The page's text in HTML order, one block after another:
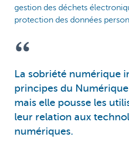
gestion des déchets
protection des données
La sobriété numérique
principes du
mais elle pousse les
leur relation aux
numériques.